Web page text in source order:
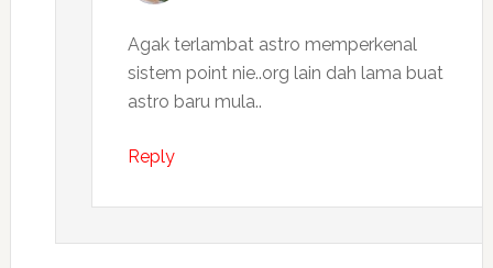
Agak terlambat astro memperkenal
sistem point nie..org lain dah lama buat
astro baru mula..
Reply